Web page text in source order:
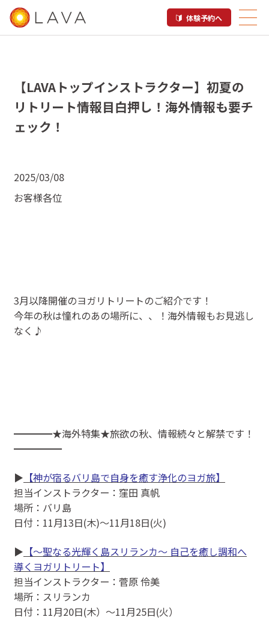
体験予約へ
【LAVAトップインストラクター】初夏の
リトリート情報目白押し！海外情報も要チ
ェック！
2025/03/08
お客様各位
3月以降開催のヨガリトリートのご紹介です！
今年の秋は憧れのあの場所に、、！海外情報もお見逃し
なく♪
━━━━★海外特集★旅欲の秋、情報続々と解禁です！
━━━━━
▶ 【神が宿るバリ島で自身を癒す浄化のヨガ旅】
担当インストラクター：窪田 真帆
場所：バリ島
日付：11月13日(木)～11月18日(火)
▶ 【〜聖なる光輝く島スリランカ〜 自己を癒し調和へ
導くヨガリトリート】
担当インストラクター：菅原 伶美
場所：スリランカ
日付：11月20日(木）～11月25日(火）